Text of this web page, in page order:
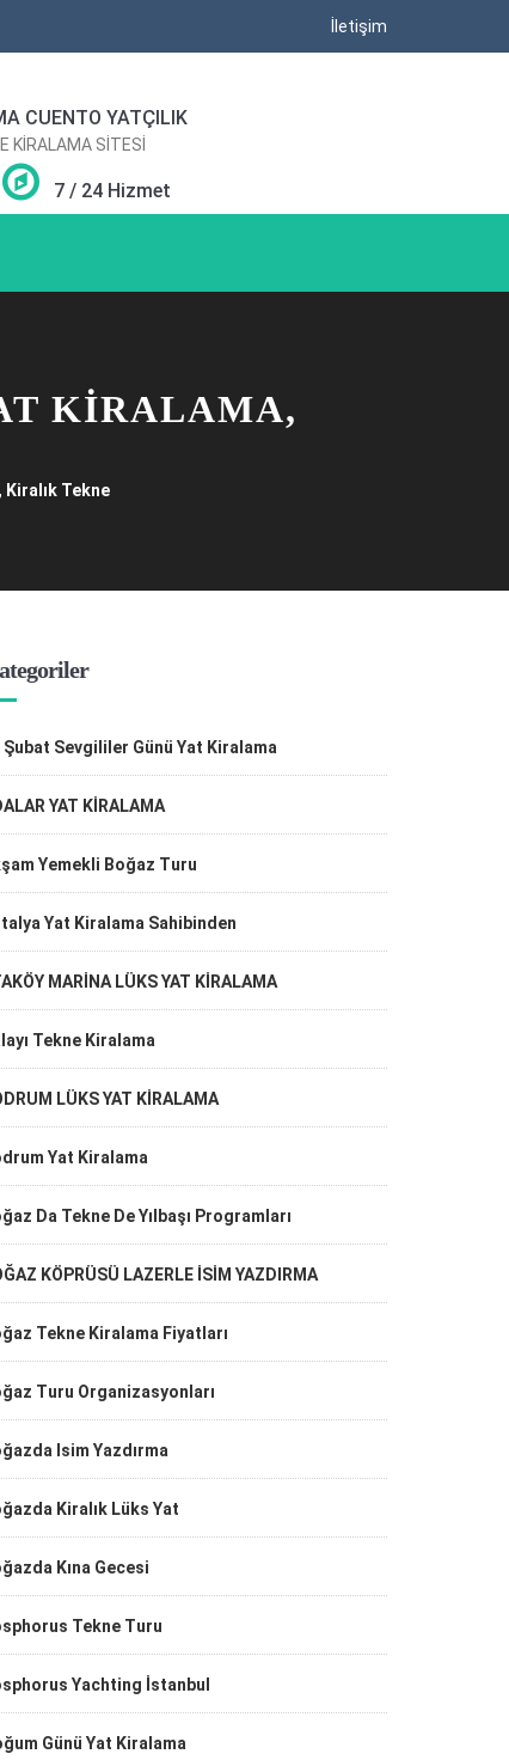
İletişim
CUENTO YATÇILIK
KİRALAMA SİTESİ
7 / 24 Hizmet
KIRALAMA,
Kiralık Tekne
Şubat Sevgililer Günü Yat Kiralama
YAT KİRALAMA
Yemekli Boğaz Turu
Yat Kiralama Sahibinden
MARİNA LÜKS YAT KİRALAMA
Tekne Kiralama
LÜKS YAT KİRALAMA
Yat Kiralama
Da Tekne De Yılbaşı Programları
KÖPRÜSÜ LAZERLE İSİM YAZDIRMA
Tekne Kiralama Fiyatları
Turu Organizasyonları
Isim Yazdırma
Kiralık Lüks Yat
Kına Gecesi
Tekne Turu
Yachting İstanbul
Günü Yat Kiralama